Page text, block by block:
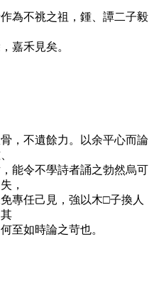
為不祧之祖，鍾、譚二子毅
嘉禾見矣。
不遺餘力。以余平心而論
能令不學詩者誦之勃然烏可
，
專任己見，強以木□子換人
至如時論之苛也。